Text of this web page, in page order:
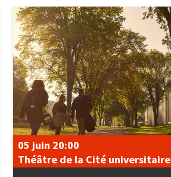
05 juin 20:00
Théâtre de la Cité universitaire